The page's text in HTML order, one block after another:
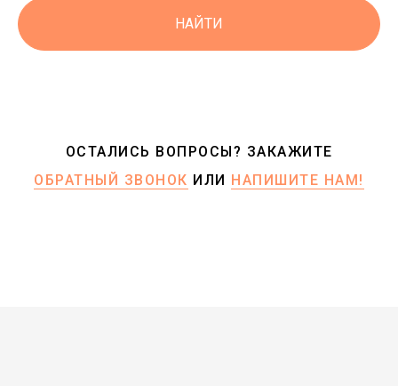
НАЙТИ
ОСТАЛИСЬ ВОПРОСЫ? ЗАКАЖИТЕ
ОБРАТНЫЙ ЗВОНОК ИЛИ НАПИШИТЕ НАМ!